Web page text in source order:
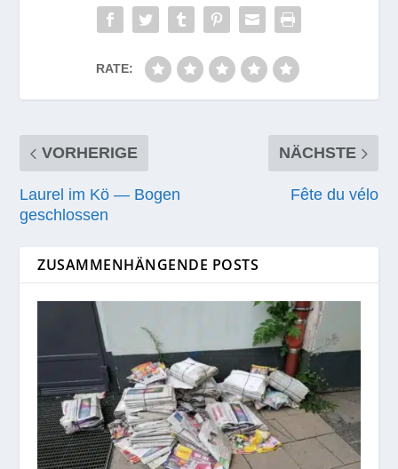
RATE:
VORHERIGE
Laurel im Kö — Bogen
geschlossen
NÄCHSTE
Fête du vélo
ZUSAMMENHÄNGENDE POSTS